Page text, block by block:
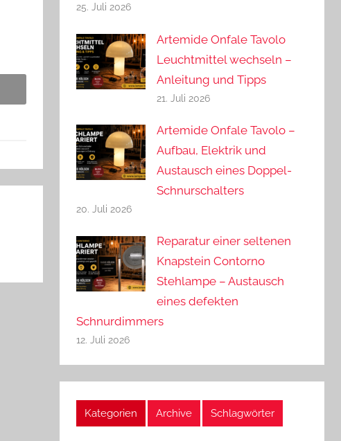
25. Juli 2026
Artemide Onfale Tavolo
Leuchtmittel wechseln –
Anleitung und Tipps
21. Juli 2026
Artemide Onfale Tavolo –
Aufbau, Elektrik und
Austausch eines Doppel-
Schnurschalters
20. Juli 2026
Reparatur einer seltenen
Knapstein Contorno
Stehlampe – Austausch
eines defekten
Schnurdimmers
12. Juli 2026
Kategorien Archive Schlagwörter